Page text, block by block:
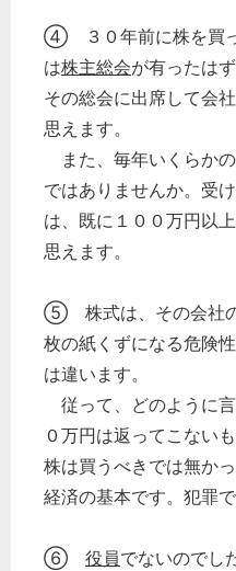
④ ３０年前に株を買っ
は株主総会が有ったは
その総会に出席して会
思えます。
また、毎年いくらか
ではありませんか。受
は、既に１００万円以
思えます。
⑤ 株式は、その会社の
枚の紙くずになる危険
は違います。
従って、どのように
０万円は返ってこない
株は買うべきでは無か
経済の基本です。犯罪で
⑥ 役員でないのでし